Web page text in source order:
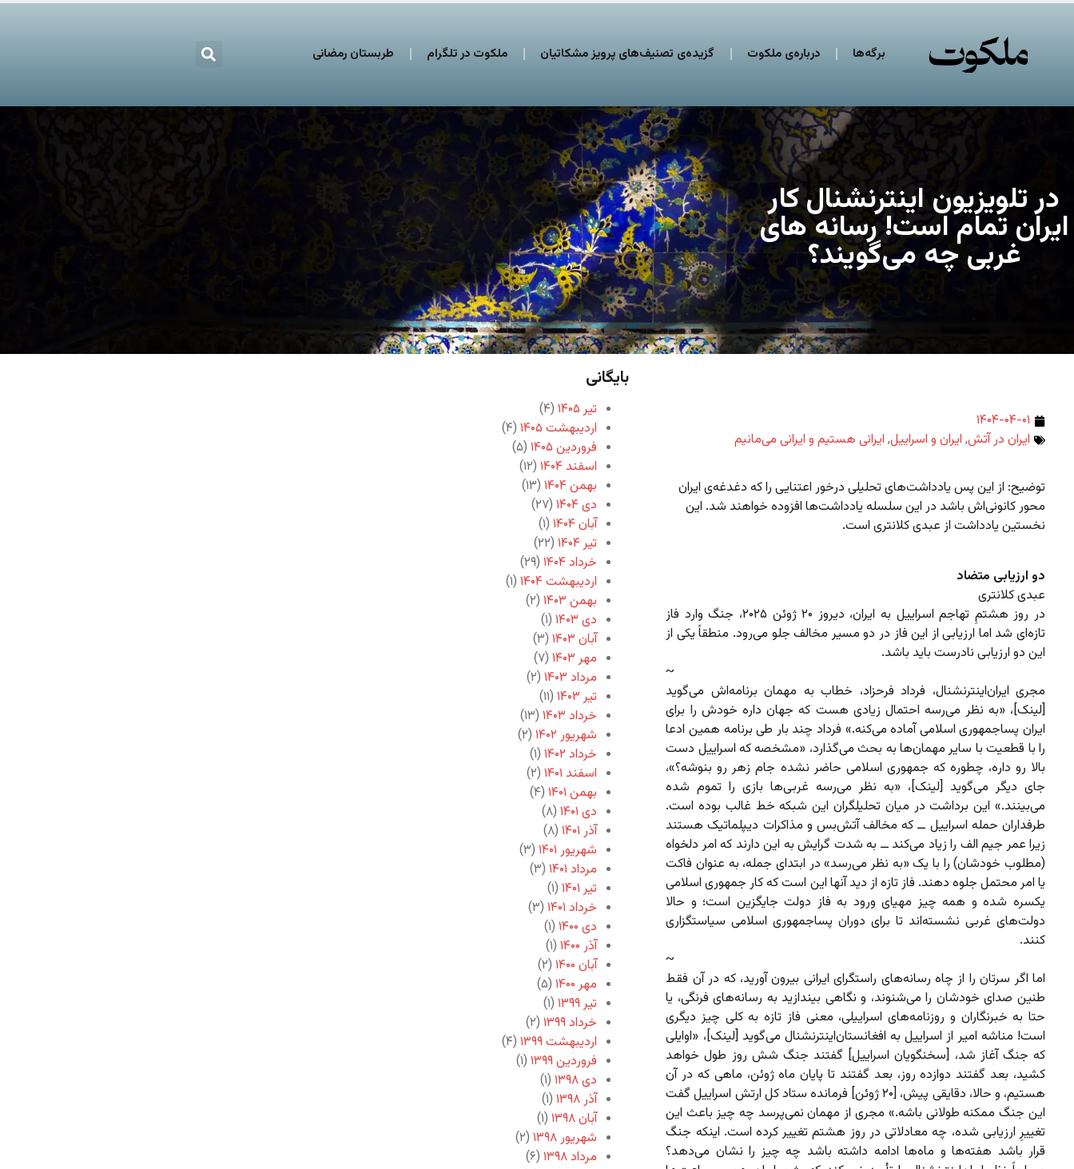
برگه‌ها درباره‌ی ملکوت گزیده‌ی تصنیف‌های پرویز مشکاتیان ملکوت در تلگرام طربستان رمضانی
در تلویزیون اینترنشنال کار
ایران تمام است! رسانه های
غربی چه می‌گویند؟
۱۴۰۴-۰۴-۰۱
ایران در آتش, ایران و اسراییل, ایرانی هستیم و ایرانی می‌مانیم
توضیح: از این پس یادداشت‌های تحلیلی درخور اعتنایی را که دغدغه‌ی ایران
محور کانونی‌اش باشد در این سلسله یادداشت‌ها افزوده خواهند شد. این
نخستین یادداشت از عبدی کلانتری است.
دو ارزیابی متضاد
عبدی کلانتری
در روز هشتمِ تهاجم اسراییل به ایران، دیروز ۲۰ ژوئن ۲۰۲۵، جنگ وارد فاز
تازه‌ای شد اما ارزیابی از این فاز در دو مسیر مخالف جلو می‌رود. منطقاً یکی از
این دو ارزیابی نادرست باید باشد.
~
مجری ایران‌اینترنشنال، فرداد فرحزاد، خطاب به مهمان برنامه‌اش می‌گوید
[لینک]، «به نظر می‌رسه احتمال زیادی هست که جهان داره خودش را برای
ایران پساجمهوری اسلامی آماده می‌کنه.» فرداد چند بار طی برنامه همین ادعا
را با قطعیت با سایر مهمان‌ها به بحث می‌گذارد، «مشخصه که اسراییل دست
بالا رو داره، چطوره که جمهوری اسلامی حاضر نشده جام زهر رو بنوشه؟»،
جای دیگر می‌گوید [لینک]، «به نظر می‌رسه غربی‌ها بازی را تموم شده
می‌بینند.» این برداشت در میان تحلیلگران این شبکه خط غالب بوده است.
طرفداران حمله اسراییل ــ که مخالف آتش‌بس و مذاکرات دیپلماتیک هستند
زیرا عمر جیم الف را زیاد می‌کند ــ به شدت گرایش به این دارند که امر دلخواه
(مطلوب خودشان) را با یک «به نظر می‌رسد» در ابتدای جمله، به عنوان فاکت
یا امر محتمل جلوه دهند. فاز تازه از دید آنها این است که کار جمهوری اسلامی
یکسره شده و همه چیز مهیای ورود به فاز دولت جایگزین است؛ و حالا
دولت‌های غربی نشسته‌اند تا برای دوران پساجمهوری اسلامی سیاستگزاری
کنند.
~
اما اگر سرتان را از چاه رسانه‌های راستگرای ایرانی بیرون آورید، که در آن فقط
طنین صدای خودشان را می‌شنوند، و نگاهی بیندازید به رسانه‌های فرنگی، یا
حتا به خبرنگاران و روزنامه‌های اسراییلی، معنی فاز تازه به کلی چیز دیگری
است! مناشه امیر از اسراییل به افغانستان‌اینترنشنال می‌گوید [لینک]، «اوایلی
که جنگ آغاز شد، [سخنگویان اسراییل] گفتند جنگ شش روز طول خواهد
کشید، بعد گفتند دوازده روز، بعد گفتند تا پایان ماه ژوئن، ماهی که در آن
هستیم، و حالا، دقایقی پیش، [۲۰ ژوئن] فرمانده ستاد کل ارتش اسراییل گفت
این جنگ ممکنه طولانی باشه.» مجری از مهمان‌ نمی‌پرسد چه چیز باعث این
تغییرِ ارزیابی شده، چه معادلاتی در روز هشتم تغییر کرده است. اینکه جنگ
قرار باشد هفته‌ها و ماه‌ها ادامه داشته باشد چه چیز را نشان می‌دهد؟
بایگانی
تیر ۱۴۰۵
(۴)
اردیبهشت ۱۴۰۵
(۴)
فروردین ۱۴۰۵
(۵)
اسفند ۱۴۰۴
(۱۲)
بهمن ۱۴۰۴
(۱۳)
دی ۱۴۰۴
(۲۷)
آبان ۱۴۰۴
(۱)
تیر ۱۴۰۴
(۲۲)
خرداد ۱۴۰۴
(۲۹)
اردیبهشت ۱۴۰۴
(۱)
بهمن ۱۴۰۳
(۲)
دی ۱۴۰۳
(۱)
آبان ۱۴۰۳
(۳)
مهر ۱۴۰۳
(۷)
مرداد ۱۴۰۳
(۲)
تیر ۱۴۰۳
(۱۱)
خرداد ۱۴۰۳
(۱۳)
شهریور ۱۴۰۲
(۲)
خرداد ۱۴۰۲
(۱)
اسفند ۱۴۰۱
(۲)
بهمن ۱۴۰۱
(۴)
دی ۱۴۰۱
(۸)
آذر ۱۴۰۱
(۸)
شهریور ۱۴۰۱
(۳)
مرداد ۱۴۰۱
(۳)
تیر ۱۴۰۱
(۱)
خرداد ۱۴۰۱
(۳)
دی ۱۴۰۰
(۱)
آذر ۱۴۰۰
(۱)
آبان ۱۴۰۰
(۲)
مهر ۱۴۰۰
(۵)
تیر ۱۳۹۹
(۱)
خرداد ۱۳۹۹
(۲)
اردیبهشت ۱۳۹۹
(۴)
فروردین ۱۳۹۹
(۱)
دی ۱۳۹۸
(۱)
آذر ۱۳۹۸
(۱)
آبان ۱۳۹۸
(۱)
شهریور ۱۳۹۸
(۲)
مرداد ۱۳۹۸
(۶)